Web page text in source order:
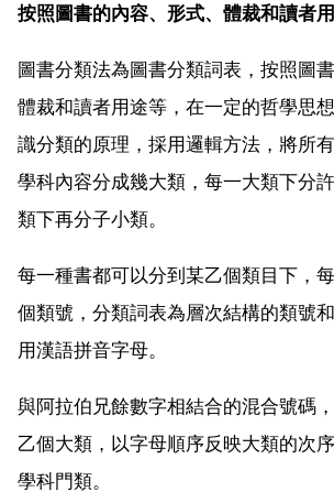
按照圖書的內容、形式、體裁和讀者用
圖書分類法為圖書分類詞表，按照圖
體裁和讀者用途等，在一定的哲學思
識分類的原理，採用邏輯方法，將所
學科內容分成幾大類，每一大類下分
類下再分子小類。
每一種書都可以分到某乙個類目下，
個類號，分類詞表為層次結構的類號
用漢語拼音字母。
與阿拉伯兄餘數字相結合的混合號碼
乙個大類，以字母順序反映大類的次
學科門類。